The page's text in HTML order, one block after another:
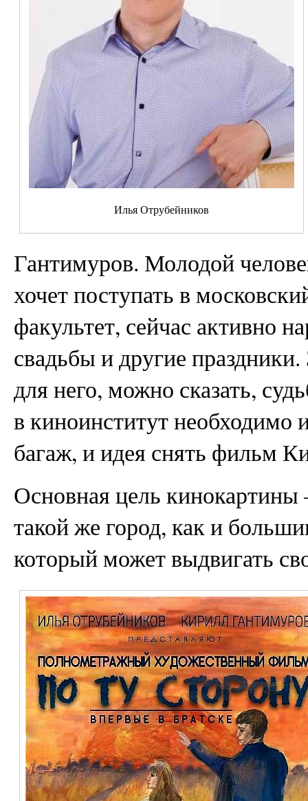
Илья Отрубейников
Гантимуров. Молодой
хочет поступать в
факультет, сейчас активно
свадьбы и другие
для него, можно сказать,
в киноинститут необходимо
багаж, и идея снять фильм
Основная цель кинокартины
такой же город, как и
который может выдвигать